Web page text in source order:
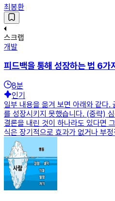
최봉환
스크랩
개발
피드백을 통해 성장하는 법 6가
8분
인기
일부 내용을 옮겨 보면 아래와 같다.
를 성장시키지 못했습니다. (중략)
결론을 내린 것이 하나라도 있다면
식은 장기적으로 효과가 없거나 부